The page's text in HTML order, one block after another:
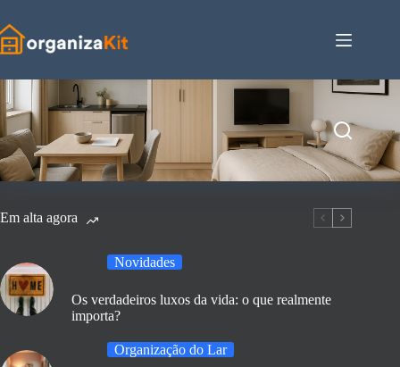
para
o
conteúdo
Em alta agora
Novidades
Os verdadeiros luxos da vida: o que realmente
importa?
Organização do Lar